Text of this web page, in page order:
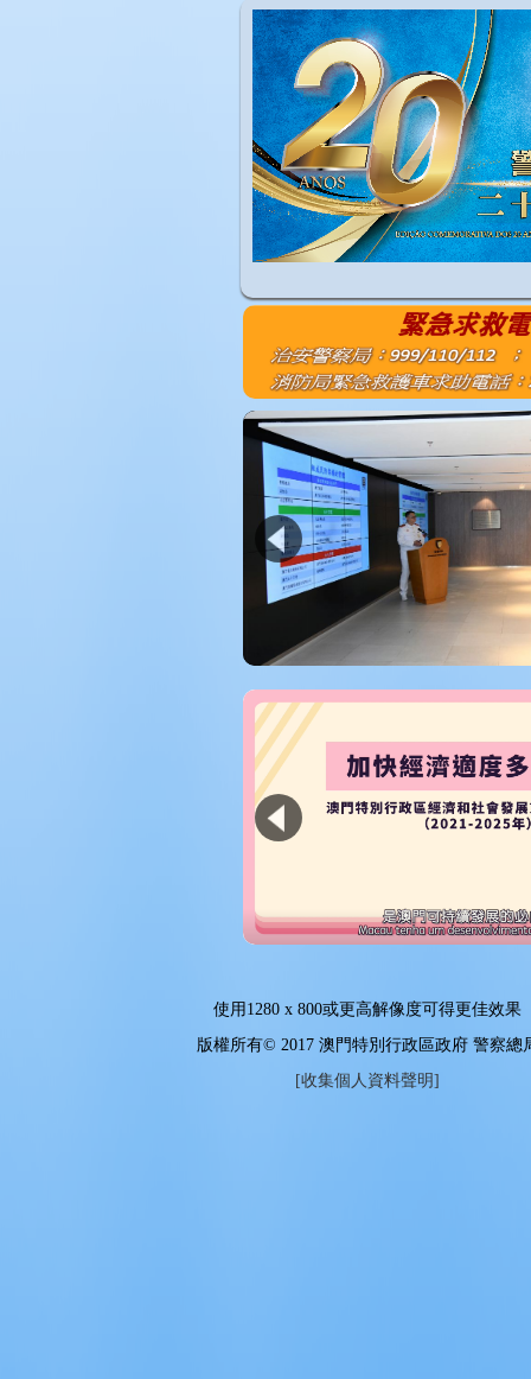
使用 1280 x 800或更高解像度可得更佳效果
版權所有© 2017 澳門特別行政區政府 警察總
[收集個人資料聲明]